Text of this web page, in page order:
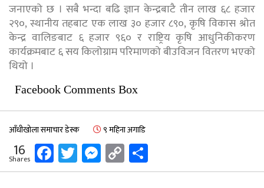
जनाएको छ । सबै भन्दा बढि ज्ञान केन्द्रबाटै तीन लाख ६८ हजार
२९०, स्थानीय तहबाट एक लाख ३० हजार ८९०, कृषि विकास श्रोत
केन्द्र वालिङबाट ६ हजार ९६० र राष्ट्रिय कृषि आधुनिकीकरण
कार्यक्रमबाट ६ सय किलोग्राम परिमाणको बीउविजन वितरण भएको
थियो ।
Facebook Comments Box
आँधीखोला समाचार डेस्क ९ महिना अगाडि
16
Shares Facebook
Twitter
Messenger
Copy
Link